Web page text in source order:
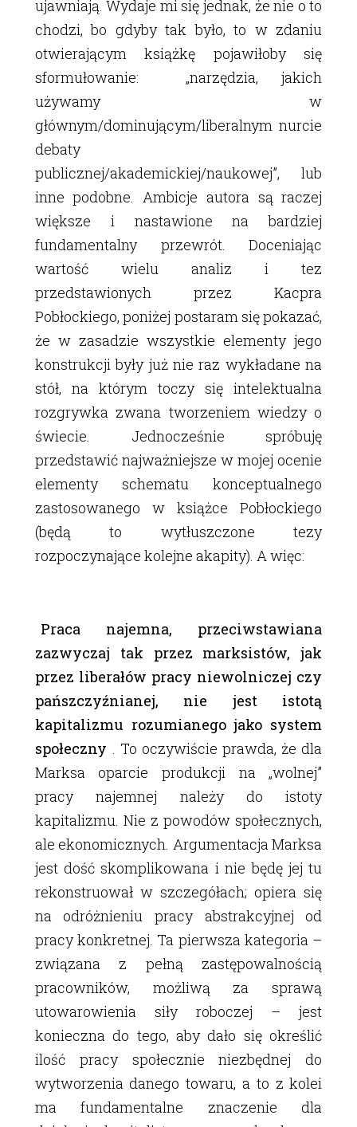
ujawniają. Wydaje mi się jednak, że nie o to
chodzi, bo gdyby tak było, to w zdaniu
otwierającym książkę pojawiłoby się
sformułowanie: „narzędzia, jakich
używamy w
głównym/dominującym/liberalnym nurcie
debaty
publicznej/akademickiej/naukowej”, lub
inne podobne. Ambicje autora są raczej
większe i nastawione na bardziej
fundamentalny przewrót. Doceniając
wartość wielu analiz i tez
przedstawionych przez Kacpra
Pobłockiego, poniżej postaram się pokazać,
że w zasadzie wszystkie elementy jego
konstrukcji były już nie raz wykładane na
stół, na którym toczy się intelektualna
rozgrywka zwana tworzeniem wiedzy o
świecie. Jednocześnie spróbuję
przedstawić najważniejsze w mojej ocenie
elementy schematu konceptualnego
zastosowanego w książce Pobłockiego
(będą to wytłuszczone tezy
rozpoczynające kolejne akapity). A więc:
Praca najemna, przeciwstawiana
zazwyczaj tak przez marksistów, jak
przez liberałów pracy niewolniczej czy
pańszczyźnianej, nie jest istotą
kapitalizmu rozumianego jako system
społeczny . To oczywiście prawda, że dla
Marksa oparcie produkcji na „wolnej”
pracy najemnej należy do istoty
kapitalizmu. Nie z powodów społecznych,
ale ekonomicznych. Argumentacja Marksa
jest dość skomplikowana i nie będę jej tu
rekonstruował w szczegółach; opiera się
na odróżnieniu pracy abstrakcyjnej od
pracy konkretnej. Ta pierwsza kategoria –
związana z pełną zastępowalnością
pracowników, możliwą za sprawą
utowarowienia siły roboczej – jest
konieczna do tego, aby dało się określić
ilość pracy społecznie niezbędnej do
wytworzenia danego towaru, a to z kolei
ma fundamentalne znaczenie dla